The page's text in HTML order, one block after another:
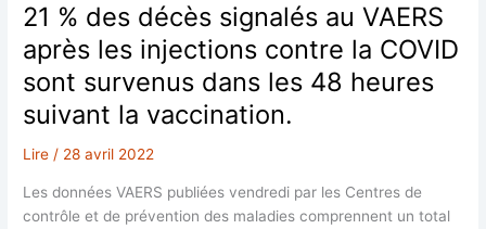
21 % des décès signalés au VAERS
après les injections contre la COVID
sont survenus dans les 48 heures
suivant la vaccination.
Lire / 28 avril 2022
Les données VAERS publiées vendredi par les Centres de
contrôle et de prévention des maladies comprennent un total